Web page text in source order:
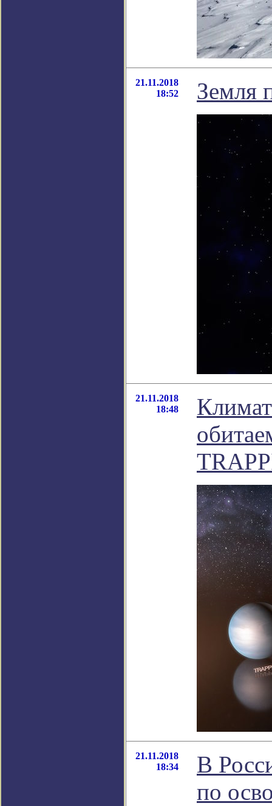
21.11.2018
18:52
Земля
21.11.2018
18:48
21.11.2018
18:34
В
по